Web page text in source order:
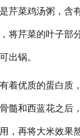
芹菜鸡汤粥，含
将芹菜的叶子部
出锅。
着优质的蛋白质
髓和西蓝花之后
，再将大米效果